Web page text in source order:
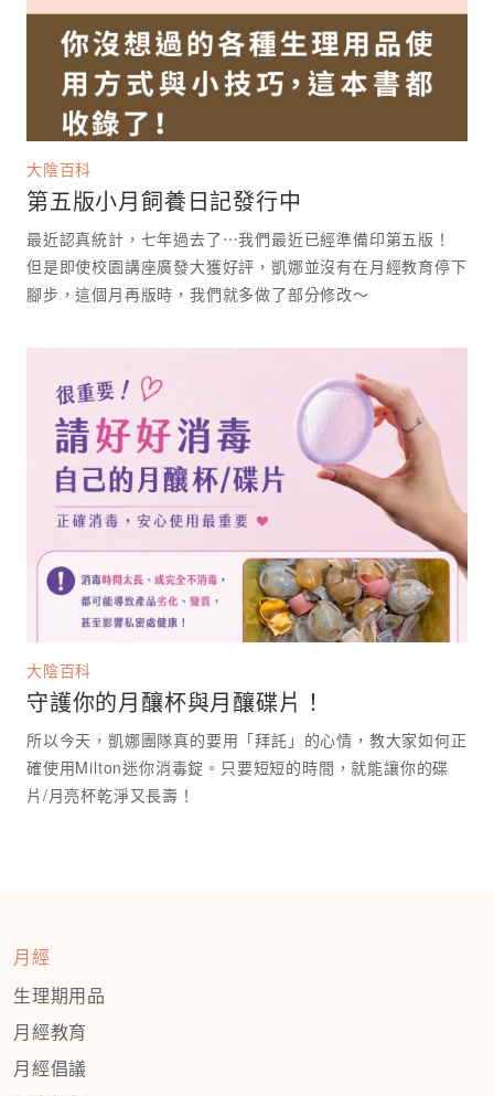
大陰百科
第五版小月飼養日記發行中
最近認真統計，七年過去了⋯我們最近已經準備印第五版！
但是即使校園講座廣發大獲好評，凱娜並沒有在月經教育停下
腳步，這個月再版時，我們就多做了部分修改～
大陰百科
守護你的月釀杯與月釀碟片！
所以今天，凱娜團隊真的要用「拜託」的心情，教大家如何正
確使用Milton迷你消毒錠。只要短短的時間，就能讓你的碟
月經
生理期用品
月經教育
月經倡議